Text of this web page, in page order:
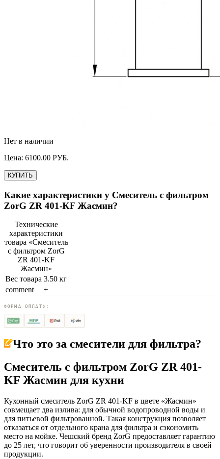
Нет в наличии
Цена: 6100.00 РУБ.
КУПИТЬ
Какие характеристики у Смеситель с фильтром
ZorG ZR 401-KF Жасмин?
Технические
характеристики
товара «Смеситель
с фильтром ZorG
ZR 401-KF
Жасмин»
Вес товара 3.50 кг
comment
+
ФОРМА ОПЛАТЫ:
Что это за смесители для фильтра?
Смеситель с фильтром ZorG ZR 401-
KF Жасмин для кухни
Кухонный смеситель ZorG ZR 401-KF в цвете «Жасмин»
совмещает два излива: для обычной водопроводной воды и
для питьевой фильтрованной. Такая конструкция позволяет
отказаться от отдельного крана для фильтра и сэкономить
место на мойке. Чешский бренд ZorG предоставляет гарантию
до 25 лет, что говорит об уверенности производителя в своей
продукции.